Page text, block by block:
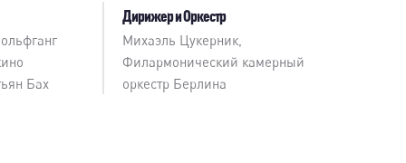
Бах
Дирижер и Оркестр
Михаэль Цукерник
Филармонический камерный
оркестр Берлина